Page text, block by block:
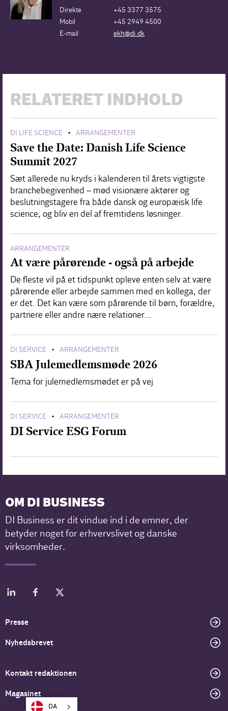
Direkte
+45 3377 3575
Mobil
+45 2949 4500
E-mail
ekh@di.dk
RELATERET INDHOLD
DI LIFE SCIENCE • ARRANGEMENTER
Save the Date: Danish Life Science
Summit 2027
Sæt allerede nu kryds i kalenderen til årets vigtigste
branchebegivenhed – mød visionære aktører og
beslutningstagere fra både dansk og europæisk life
science, og bliv en del af fremtidens løsninger.
ARRANGEMENTER
At være pårørende - også på arbejde
De fleste vil på et tidspunkt opleve enten selv at være
pårørende eller arbejde sammen med en kollega, der
er det. Det kan være som pårørende til børn, forældre,
partnere eller andre nære relationer…
DI SERVICE • ARRANGEMENTER
SBA Julemedlemsmøde 2026
Tema for julemedlemsmødet er på vej
DI SERVICE • ARRANGEMENTER
DI Service ESG Forum
OM DI BUSINESS
DI Business er dit vindue ind i de emner, der
betyder noget for erhvervslivet og danske
virksomheder.
Presse
Nyhedsbrevet
Kontakt redaktionen
Magasinet
DA